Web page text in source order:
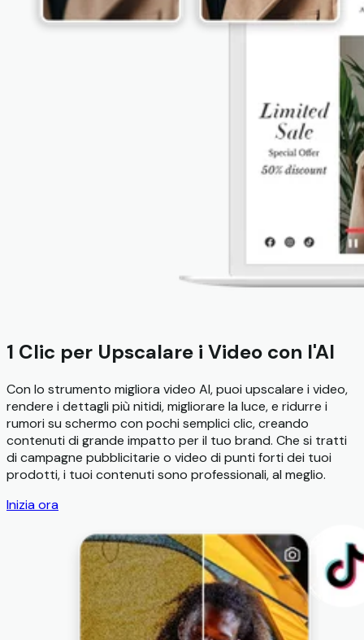
1 Clic per Upscalare i Video con l'AI
Con lo strumento migliora video AI, puoi upscalare i video,
rendere i dettagli più nitidi, migliorare la luce, e ridurre i
rumori su schermo con pochi semplici clic, creando
contenuti di grande impatto per il tuo brand. Che si tratti
di campagne pubblicitarie o video di punti forti dei tuoi
prodotti, i tuoi contenuti sono professionali, al meglio.
Inizia ora